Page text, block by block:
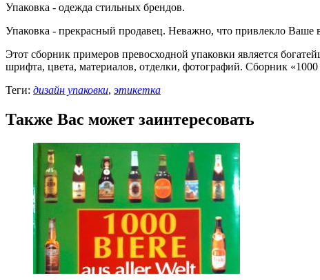
Упаковка - одежда стильных брендов.
Упаковка - прекрасный продавец. Неважно, что привлекло
Этот сборник примеров превосходной упаковки является
шрифта, цвета, материалов, отделки, фотографий. Сборник
Теги: дизайн упаковки, этикетка
Также Вас может заинтересовать